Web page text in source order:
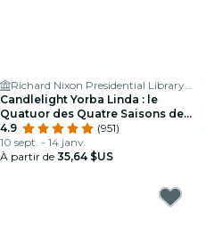
Richard Nixon Presidential Library & Museum
Candlelight Yorba Linda : le
Quatuor des Quatre Saisons de
Vivaldi et plus
4.9
(951)
10 sept. - 14 janv.
À partir de 35,64 $US